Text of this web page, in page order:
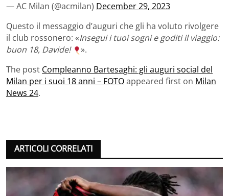
— AC Milan (@acmilan) December 29, 2023
Questo il messaggio d’auguri che gli ha voluto rivolgere
il club rossonero: «Insegui i tuoi sogni e goditi il ​​viaggio:
buon 18, Davide!
».
The post Compleanno Bartesaghi: gli auguri social del
Milan per i suoi 18 anni – FOTOappeared first on Milan
News 24.
ARTICOLI CORRELATI